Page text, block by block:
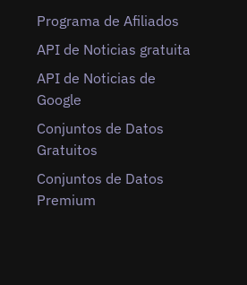
Programa de Afiliados
API de Noticias gratuita
API de Noticias de
Google
Conjuntos de Datos
Gratuitos
Conjuntos de Datos
Premium